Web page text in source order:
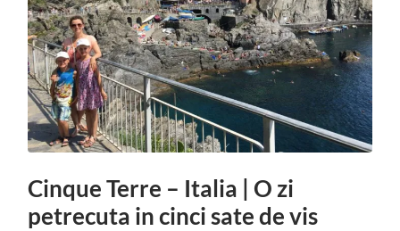
Cinque Terre – Italia | O zi
petrecuta in cinci sate de vis